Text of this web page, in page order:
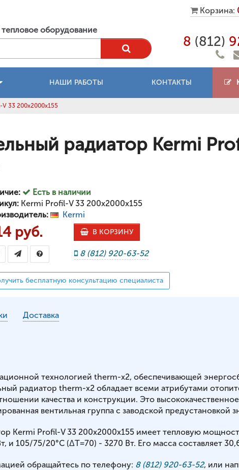
Корзина:
оборудование
8 (812)
НАШИ РАБОТЫ КОНТАКТЫ
33 200x2000x155
радиатор Kermi
Есть в наличии
Kermi Profil-V 33 200x2000x155
Kermi
руб. В КОРЗИНУ
8 (812) 920-63-52
бесплатную консультацию специалиста
Доставка
технологией therm-x2, обеспечивающей
радиатор therm-x2 обладает всеми атрибутами
качества и конструкции. Это
вентильная группа с заводской предустановкой
Kermi Profil-V 33 200x2000x155 имеет тепловую
и 105/75/20°С (ΔT=70) - 3270 Вт. Его масса составляет
обращайтесь по телефону: 8 (812) 920-63-52, или